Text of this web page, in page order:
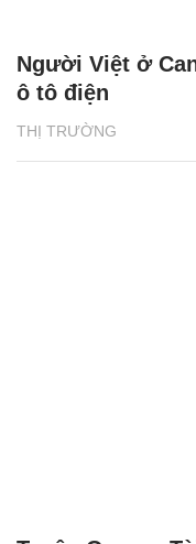
THỊ TRƯỜNG
Người Việt ở
ô tô điện